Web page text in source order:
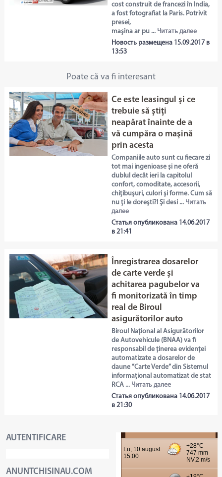
cost construit de francezi în India,
a fost fotografiat la Paris. Potrivit
presei,
maşina ar pu ... Читать далее
Новость размещена 15.09.2017 в
13:53
Poate că va fi interesant
Ce este leasingul şi ce
trebuie să ştiţi
neapărat înainte de a
vă cumpăra o maşină
prin acesta
Companiile auto sunt cu fiecare zi
tot mai ingenioase și ne oferă
dublul decât ieri la capitolul
confort, comoditate, accesorii,
chițibușuri, culori și forme. Cum să
nu ți le dorești?! Și desi ... Читать
далее
Статья опубликована 14.06.2017
в 21:41
Înregistrarea dosarelor
de carte verde și
achitarea pagubelor va
fi monitorizată în timp
real de Biroul
asigurătorilor auto
Biroul Național al Asigurătorilor
de Autovehicule (BNAA) va fi
responsabil de ținerea evidenței
automatizate a dosarelor de
daune ”Carte Verde” din Sistemul
informațional automatizat de stat
RCA ... Читать далее
Статья опубликована 14.06.2017
в 21:30
AUTENTIFICARE
ANUNTCHISINAU.COM